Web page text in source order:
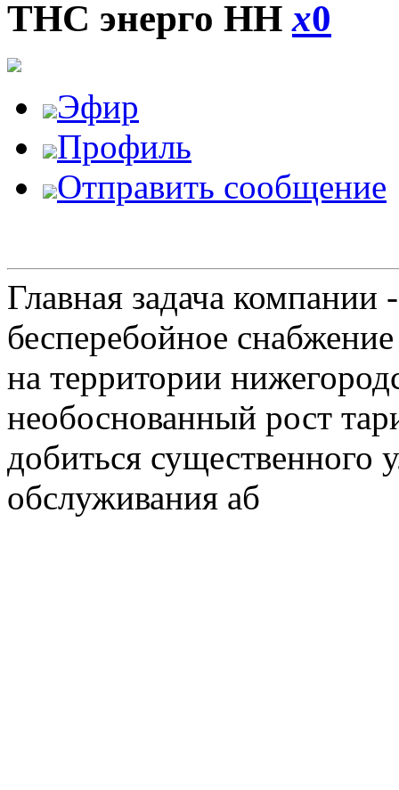
ТНС энерго ННx0
Эфир
Профиль
Отправить сообщение
Главная задача
бесперебойное
на территории
необоснованный рост
добиться существенного
обслуживания аб